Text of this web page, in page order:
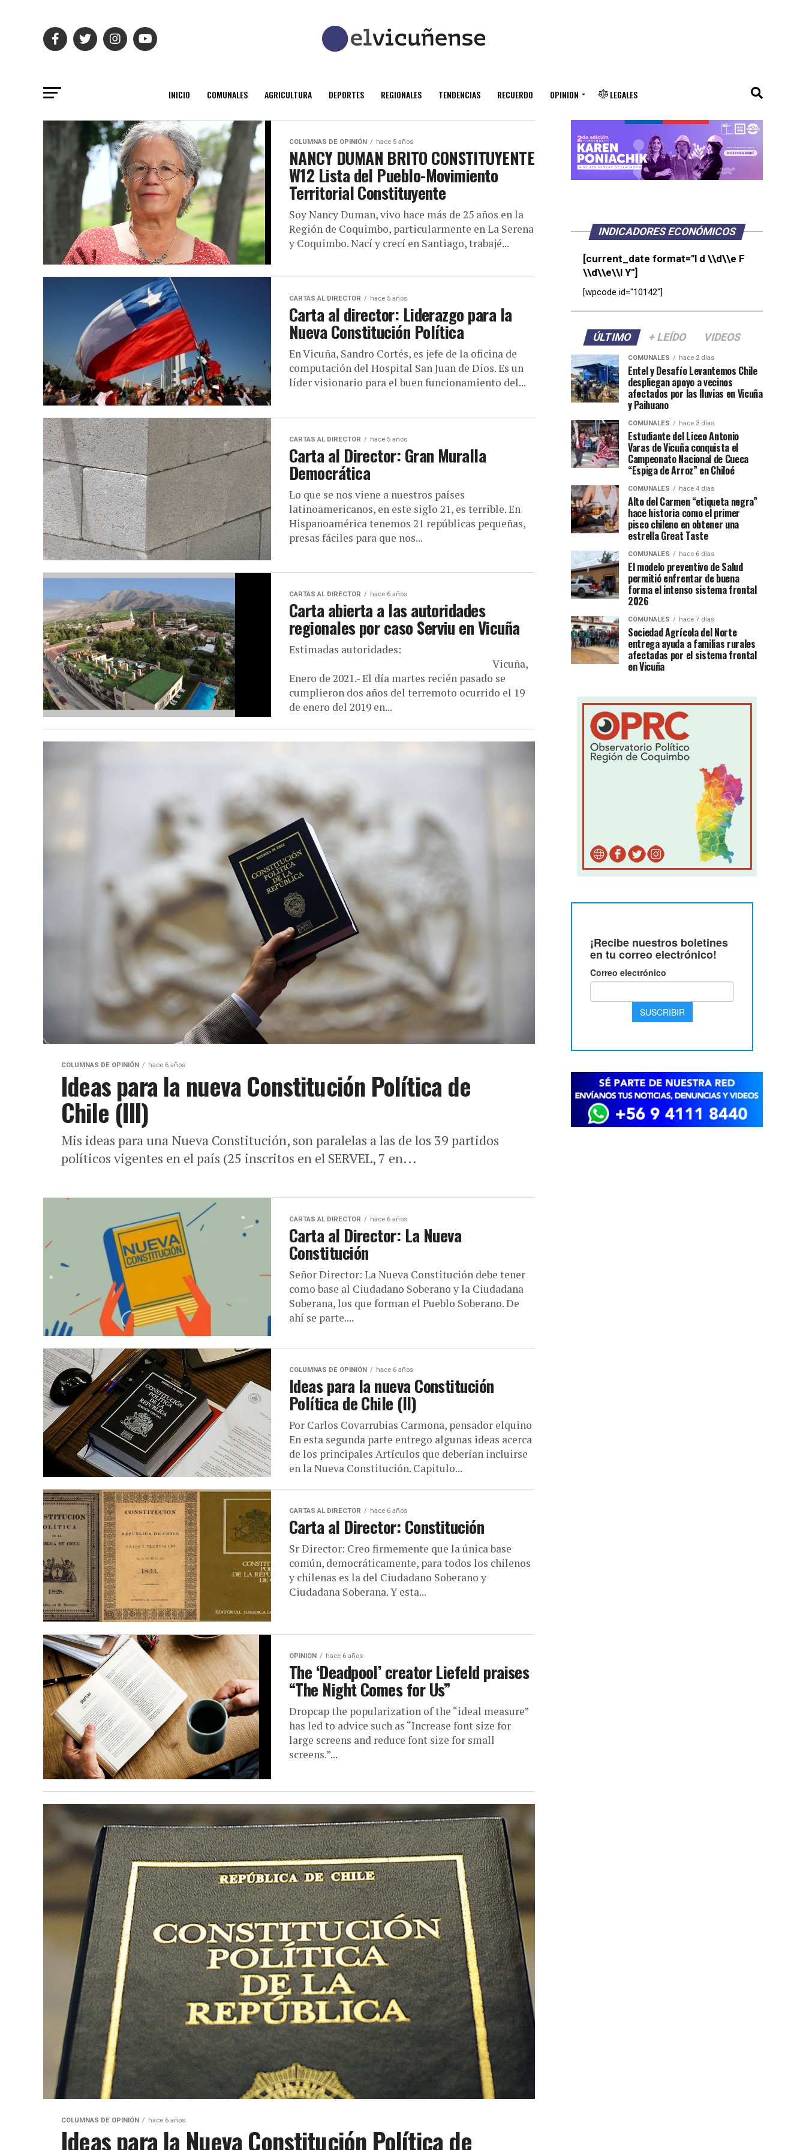
INICIO COMUNALES AGRICULTURA DEPORTES REGIONALES TENDENCIAS RECUERDO OPINION LEGALES
COLUMNAS DE OPINIÓN hace 5 años
NANCY DUMAN BRITO CONSTITUYENTE
W12 Lista del Pueblo-Movimiento
Territorial Constituyente
Soy Nancy Duman, vivo hace más de 25 años en la
Región de Coquimbo, particularmente en La Serena
y Coquimbo. Nací y crecí en Santiago, trabajé...
CARTAS AL DIRECTOR hace 5 años
Carta al director: Liderazgo para la
Nueva Constitución Política
En Vicuña, Sandro Cortés, es jefe de la oficina de
computación del Hospital San Juan de Dios. Es un
líder visionario para el buen funcionamiento del...
CARTAS AL DIRECTOR hace 5 años
Carta al Director: Gran Muralla
Democrática
Lo que se nos viene a nuestros países
latinoamericanos, en este siglo 21, es terrible. En
Hispanoamérica tenemos 21 repúblicas pequeñas,
presas fáciles para que nos...
CARTAS AL DIRECTOR hace 6 años
Carta abierta a las autoridades
regionales por caso Serviu en Vicuña
Estimadas autoridades:
Vicuña,
Enero de 2021.- El día martes recién pasado se
cumplieron dos años del terremoto ocurrido el 19
de enero del 2019 en...
COLUMNAS DE OPINIÓN hace 6 años
Ideas para la nueva Constitución Política de
Chile (III)
Mis ideas para una Nueva Constitución, son paralelas a las de los 39 partidos
políticos vigentes en el país (25 inscritos en el SERVEL, 7 en...
CARTAS AL DIRECTOR hace 6 años
Carta al Director: La Nueva
Constitución
Señor Director: La Nueva Constitución debe tener
como base al Ciudadano Soberano y la Ciudadana
Soberana, los que forman el Pueblo Soberano. De
ahí se parte....
COLUMNAS DE OPINIÓN hace 6 años
Ideas para la nueva Constitución
Política de Chile (II)
Por Carlos Covarrubias Carmona, pensador elquino
En esta segunda parte entrego algunas ideas acerca
de los principales Artículos que deberían incluirse
en la Nueva Constitución. Capitulo...
CARTAS AL DIRECTOR hace 6 años
Carta al Director: Constitución
Sr Director: Creo firmemente que la única base
común, democráticamente, para todos los chilenos
y chilenas es la del Ciudadano Soberano y
Ciudadana Soberana. Y esta...
OPINION hace 6 años
The ‘Deadpool’ creator Liefeld praises
“The Night Comes for Us”
Dropcap the popularization of the “ideal measure”
has led to advice such as “Increase font size for
large screens and reduce font size for small
screens.”...
COLUMNAS DE OPINIÓN hace 6 años
Ideas para la Nueva Constitución Política de
INDICADORES ECONÓMICOS
[current_date format="l d \\d\\e F
\\d\\e\\l Y"]
[wpcode id="10142"]
ÚLTIMO + LEÍDO VIDEOS
COMUNALES hace 2 días
Entel y Desafío Levantemos Chile
despliegan apoyo a vecinos
afectados por las lluvias en Vicuña
y Paihuano
COMUNALES hace 3 días
Estudiante del Liceo Antonio
Varas de Vicuña conquista el
Campeonato Nacional de Cueca
“Espiga de Arroz” en Chiloé
COMUNALES hace 4 días
Alto del Carmen “etiqueta negra”
hace historia como el primer
pisco chileno en obtener una
estrella Great Taste
COMUNALES hace 6 días
El modelo preventivo de Salud
permitió enfrentar de buena
forma el intenso sistema frontal
2026
COMUNALES hace 7 días
Sociedad Agrícola del Norte
entrega ayuda a familias rurales
afectadas por el sistema frontal
en Vicuña